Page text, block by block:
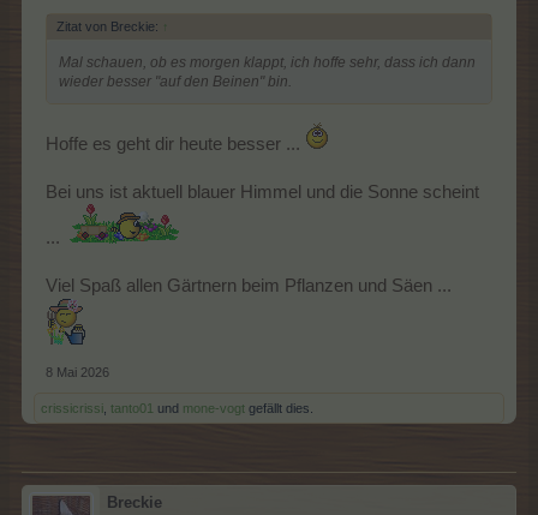
Zitat von Breckie: ↑
Mal schauen, ob es morgen klappt, ich hoffe sehr, dass ich dann
wieder besser "auf den Beinen" bin.
Hoffe es geht dir heute besser ...
Bei uns ist aktuell blauer Himmel und die Sonne scheint
...
Viel Spaß allen Gärtnern beim Pflanzen und Säen ...
8 Mai 2026
crissicrissi tanto01 und mone-vogt gefällt dies.
Breckie